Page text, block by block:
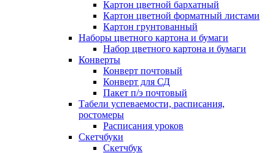
Картон цветной бархатный
Картон цветной форматный листами
Картон грунтованный
Наборы цветного картона и бумаги
Набор цветного картона и бумаги
Конверты
Конверт почтовый
Конверт для СД
Пакет п/э почтовый
Табели успеваемости, расписания,
ростомеры
Расписания уроков
Скетчбуки
Скетчбук